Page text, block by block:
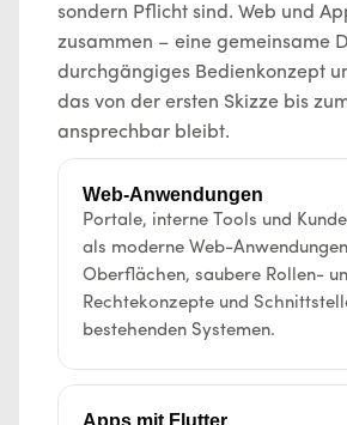
sondern Pflicht sind. Web und
zusammen – eine gemeinsame
durchgängiges Bedienkonzept
das von der ersten Skizze bis
ansprechbar bleibt.
Web-Anwendungen
Portale, interne Tools und
als moderne Web-
Oberflächen, saubere Rollen-
Rechtekonzepte und
bestehenden Systemen.
Apps mit Flutter